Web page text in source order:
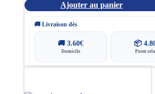
Ajouter au panier
🚚 Livraison dès
🚚 3.60€
Domicile
📦
Point